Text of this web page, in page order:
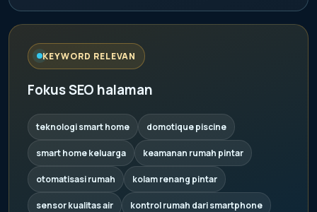
KEYWORD RELEVAN
Fokus SEO halaman
teknologi smart home domotique piscine
smart home keluarga keamanan rumah pintar
otomatisasi rumah kolam renang pintar
sensor kualitas air kontrol rumah dari smartphone